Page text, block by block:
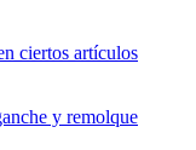
ciertos artículos
y remolque